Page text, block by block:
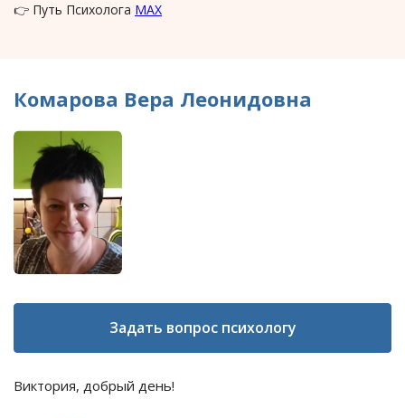
👉 Путь Психолога MAX
Комарова Вера Леонидовна
Задать вопрос психологу
Виктория, добрый день!